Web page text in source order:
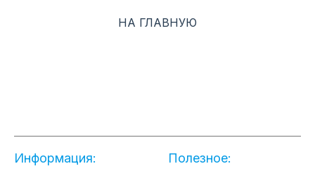
предоставляет возможность использовать систему
кондиционирования в качестве дополнительного
компрессорах расширен диапазон регулирования
НА ГЛАВНУЮ
Информация: Полезное: